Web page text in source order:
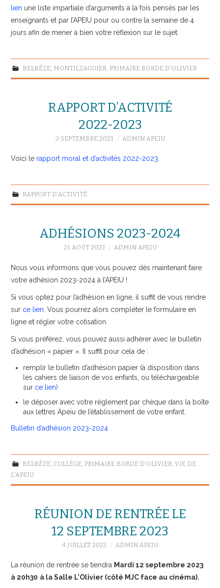
lien une liste impartiale d’arguments à la fois pensés par les
enseignants et par l’APEIU pour ou contre la semaine de 4
jours afin de mener à bien votre réflexion sur le sujet.
BELBÈZE, MONTILZAGUIER PRIMAIRE BORDE D'OLIVIER
RAPPORT D’ACTIVITÉ
2022-2023
3 SEPTEMBRE 2023 ADMIN APEIU
Voici le rapport moral et d’activités 2022-2023
RAPPORT D'ACTIVITÉ
ADHÉSIONS 2023-2024
21 AOÛT 2023 ADMIN APEIU
Nous vous informons que vous pouvez dès maintenant faire
votre adhésion 2023-2024 à l’APEIU !
Si vous optez pour l’adhésion en ligne, il suffit de vous rendre
sur ce lien . Vous pourrez alors compléter le formulaire en
ligne et régler votre cotisation.
Si vous préférez, vous pouvez aussi adhérer avec le bulletin
d’adhésion « papier ». Il suffit pour cela de :
remplir le bulletin d’adhésion papier (à disposition dans
les cahiers de liaison de vos enfants, ou téléchargeable
sur ce lien)
le déposer avec votre règlement par chèque dans la boîte
aux lettres Apeiu de l’établissement de votre enfant.
Bulletin d’adhésion 2023-2024
BELBÈZE, COLLÈGE, PRIMAIRE BORDE D'OLIVIER VIE DE
L'APEIU
RÉUNION DE RENTRÉE LE
12 SEPTEMBRE 2023
4 JUILLET 2023 ADMIN APEIU
La réunion de rentrée se tiendra Mardi 12 septembre 2023
à 20h30 à la Salle L’Olivier (côté MJC face au cinéma).